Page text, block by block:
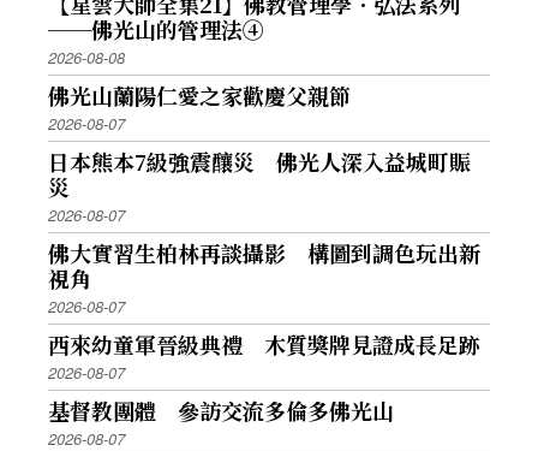
──佛光山的管理法④
2026-08-08
佛光山蘭陽仁愛之家歡慶父親節
2026-08-07
日本熊本7級強震釀災 佛光人深入益城町賑
災
2026-08-07
佛大實習生柏林再談攝影 構圖到調色玩出新
視角
2026-08-07
西來幼童軍晉級典禮 木質獎牌見證成長足跡
2026-08-07
基督教團體 參訪交流多倫多佛光山
2026-08-07